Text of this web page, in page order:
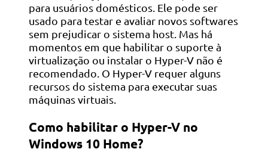
para usuários domésticos. Ele pode ser
usado para testar e avaliar novos softwares
sem prejudicar o sistema host. Mas há
momentos em que habilitar o suporte à
virtualização ou instalar o Hyper-V não é
recomendado. O Hyper-V requer alguns
recursos do sistema para executar suas
máquinas virtuais.
Como habilitar o Hyper-V no
Windows 10 Home?